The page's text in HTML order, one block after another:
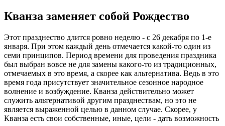
Кванза заменяет собой Рождество
Этот празднество длится ровно неделю - с 26 декабря по 1-е
января. При этом каждый день отмечается какой-то один из
семи принципов. Период времени для проведения праздника
был выбран вовсе не для замены какого-то из традиционных,
отмечаемых в это время, а скорее как альтернатива. Ведь в это
время года присутствует значительное сезонное народное
волнение и возбуждение. Кванза действительно может
служить альтернативой другим празднествам, но это не
является выраженной целью в данном случае. Скорее, у
Кванза есть свои собственные, иные, цели - дать возможность